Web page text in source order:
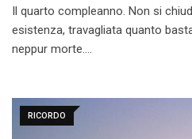
Il quarto compleanno. Non si
esistenza, travagliata quanto
neppur morte.…
RICORDO